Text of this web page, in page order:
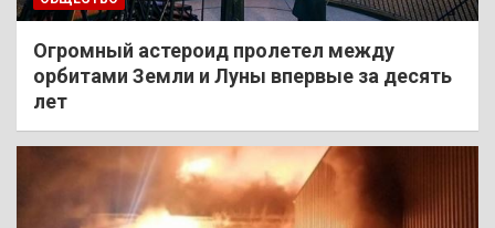
Огромный астероид пролетел между
орбитами Земли и Луны впервые за десять
лет